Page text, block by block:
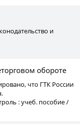
и
обороте
что ГТК России
: учеб. пособие /